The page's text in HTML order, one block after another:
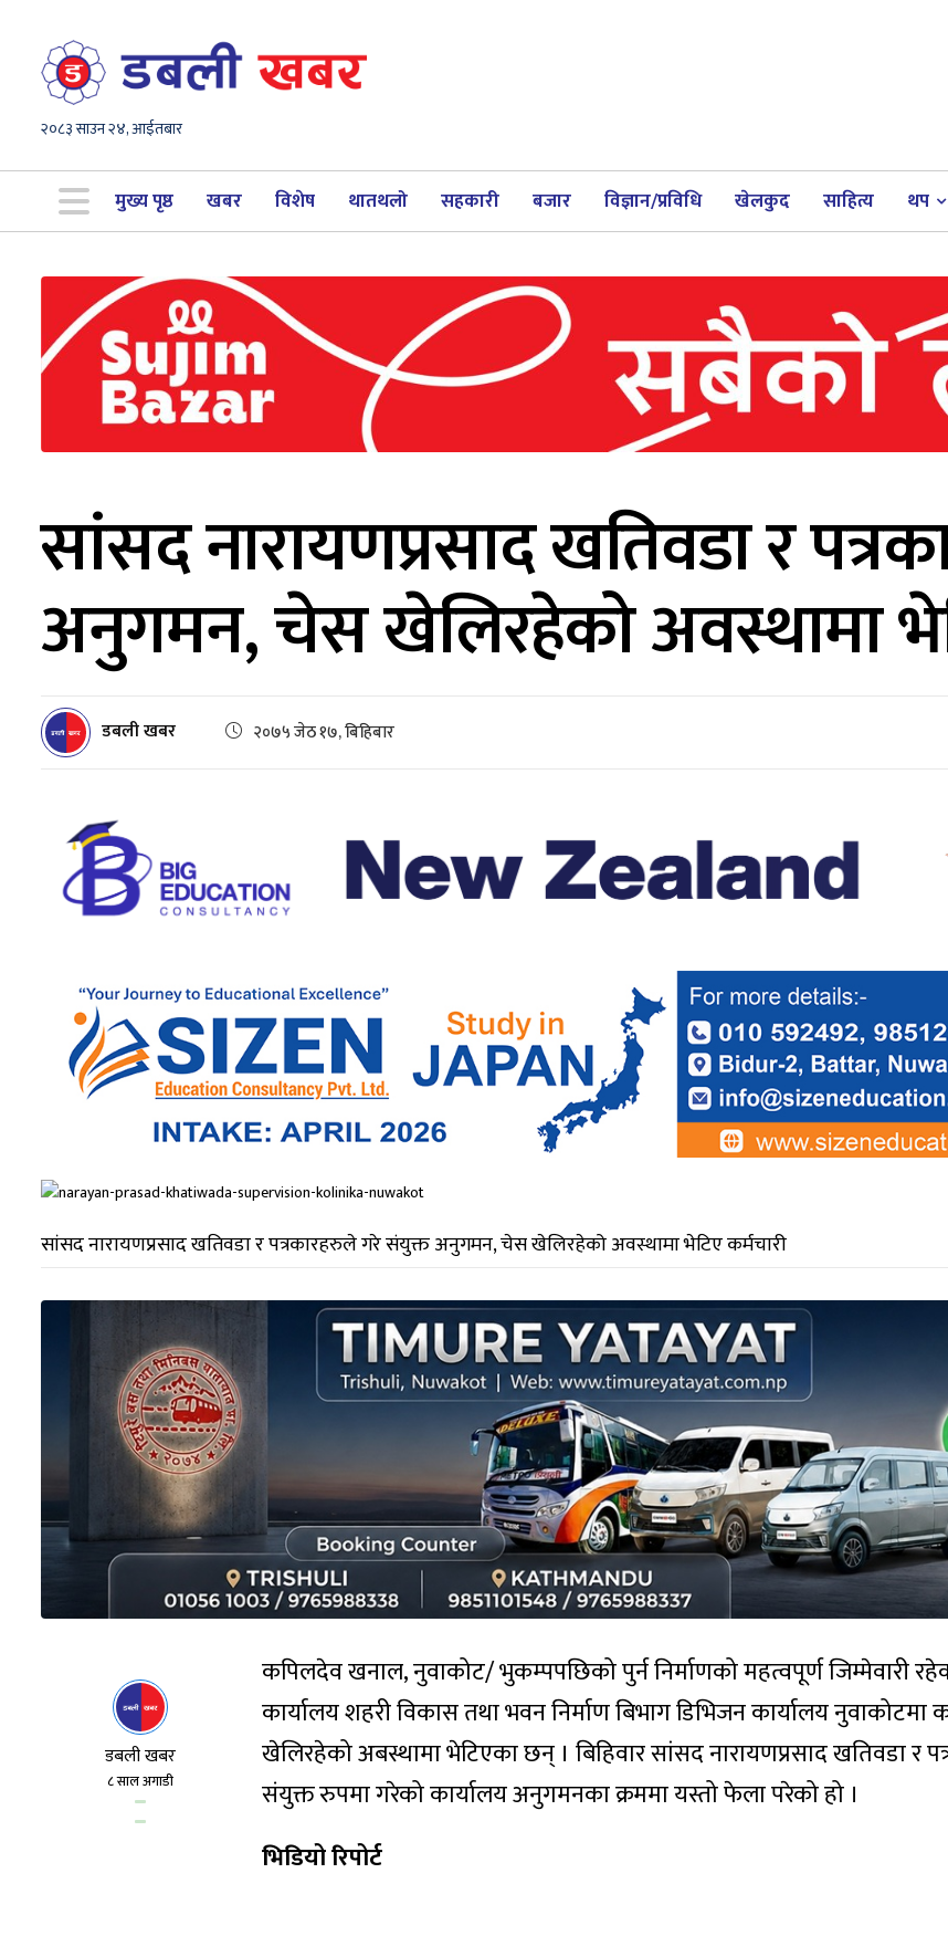
२०८३ साउन २४, आईतबार
मुख्य पृष्ठ खबर विशेष थातथलो सहकारी बजार विज्ञान/प्रविधि खेलकुद साहित्य थप
सांसद नारायणप्रसाद खतिवडा र
अनुगमन, चेस खेलिरहेको अवस्थामा
डबली खबर २०७५ जेठ १७, बिहिबार
सांसद नारायणप्रसाद खतिवडा र पत्रकारहरुले गरे संयुक्त अनुगमन, चेस खेलिरहेको अवस्थामा भेटिए कर्मचारी
डबली खबर
८ साल अगाडी
कपिलदेव खनाल, नुवाकोट/ भुकम्पपछिको पुर्न निर्माणको महत्वपूर्ण जिम्मेवारी
कार्यालय शहरी विकास तथा भवन निर्माण बिभाग डिभिजन कार्यालय नुवाकोटमा
खेलिरहेको अबस्थामा भेटिएका छन् । बिहिवार सांसद नारायणप्रसाद खतिवडा र
संयुक्त रुपमा गरेको कार्यालय अनुगमनका क्रममा यस्तो फेला परेको हो ।
भिडियो रिपोर्ट